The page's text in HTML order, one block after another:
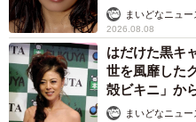
い」まいどなニュ
2026.08.08
はだけた黒キ
世を風靡した
殻ビキニ」
まいどなニュ